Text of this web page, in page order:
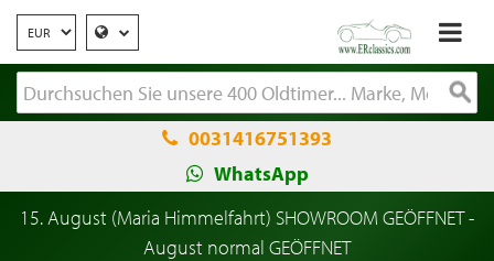
0031416751393
WhatsApp
15. August (Maria Himmelfahrt) SHOWROOM GEÖFFNET -
August normal GEÖFFNET